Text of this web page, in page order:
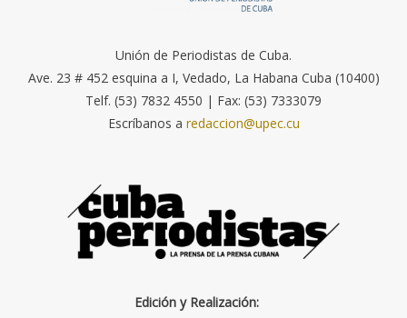
Unión de Periodistas de Cuba.
Ave. 23 # 452 esquina a I, Vedado, La Habana Cuba (10400)
Telf. (53) 7832 4550 | Fax: (53) 7333079
Escríbanos a redaccion@upec.cu
Edición y Realización: